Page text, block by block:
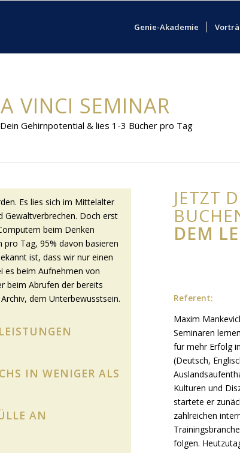
Genie-Akademie
VINCI SEMINAR
Gehirnpotential & lies 1-3 Bücher pro Tag
Es lies sich im Mittelalter
Gewaltverbrechen. Doch erst
beim Denken
pro Tag, 95% davon basieren
ist, dass wir nur einen
es beim Aufnehmen von
beim Abrufen der bereits
dem Unterbewusstsein.
IN WENIGER ALS
AN
JETZT
DEM
Referent:
Maxim
Seminaren
für mehr Erfolg
(Deutsch,
Kulturen und
startete er
zahlreichen
folgen.